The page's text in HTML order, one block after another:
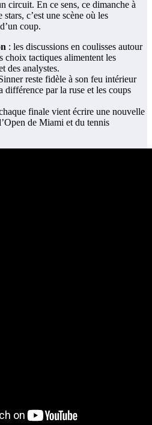
circuit. En ce sens, ce dimanche à
c’est une scène où les
coup.
: les discussions en coulisses autour
choix tactiques alimentent les
des analystes.
reste fidèle à son feu intérieur
différence par la ruse et les coups
finale vient écrire une nouvelle
de Miami et du tennis